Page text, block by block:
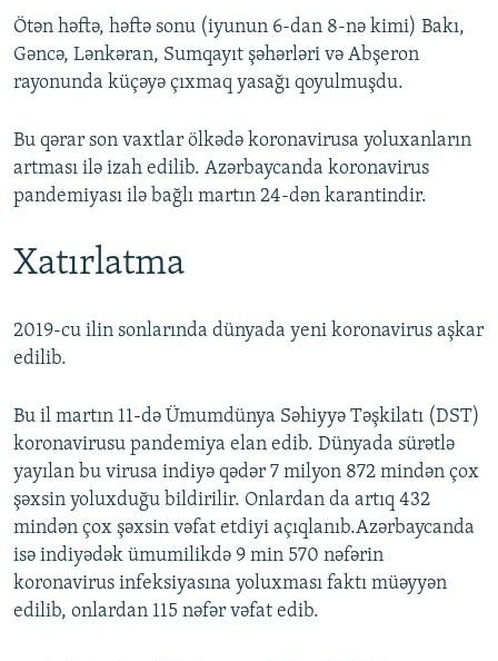
Ötən həftə, həftə sonu (iyunun 6-dan 8-nə kimi) Bakı,
Gəncə, Lənkəran, Sumqayıt şəhərləri və Abşeron
rayonunda küçəyə çıxmaq yasağı qoyulmuşdu.
Bu qərar son vaxtlar ölkədə koronavirusa yoluxanların
artması ilə izah edilib. Azərbaycanda koronavirus
pandemiyası ilə bağlı martın 24-dən karantindir.
Xatırlatma
2019-cu ilin sonlarında dünyada yeni koronavirus aşkar
edilib.
Bu il martın 11-də Ümumdünya Səhiyyə Təşkilatı (DST)
koronavirusu pandemiya elan edib. Dünyada sürətlə
yayılan bu virusa indiyə qədər 7 milyon 872 mindən çox
şəxsin yoluxduğu bildirilir. Onlardan da artıq 432
mindən çox şəxsin vəfat etdiyi açıqlanıb.Azərbaycanda
isə indiyədək ümumilikdə 9 min 570 nəfərin
koronavirus infeksiyasına yoluxması faktı müəyyən
edilib, onlardan 115 nəfər vəfat edib.